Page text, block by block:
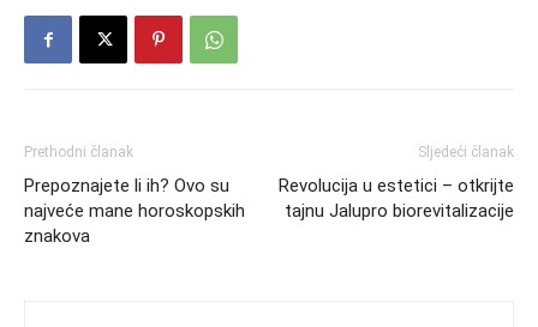
Prethodni članak
Prepoznajete li ih? Ovo su
najveće mane horoskopskih
znakova
Sljedeći članak
Revolucija u estetici – otkrijte
tajnu Jalupro biorevitalizacije